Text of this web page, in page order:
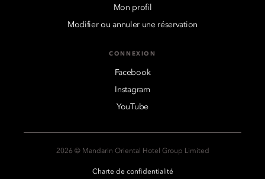
Mon profil
Modifier ou annuler une réservation
CONNEXION
Facebook
Instagram
YouTube
2026 © Mandarin Oriental Hotel Group Limited
Charte de confidentialité